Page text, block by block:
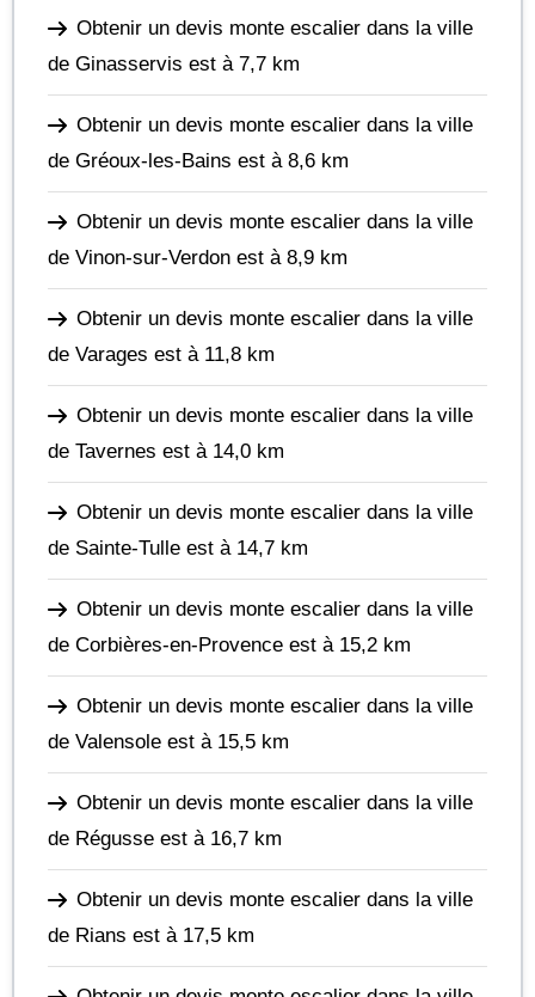
Obtenir un devis monte escalier dans la ville
de Ginasservis est à 7,7 km
Obtenir un devis monte escalier dans la ville
de Gréoux-les-Bains est à 8,6 km
Obtenir un devis monte escalier dans la ville
de Vinon-sur-Verdon est à 8,9 km
Obtenir un devis monte escalier dans la ville
de Varages est à 11,8 km
Obtenir un devis monte escalier dans la ville
de Tavernes est à 14,0 km
Obtenir un devis monte escalier dans la ville
de Sainte-Tulle est à 14,7 km
Obtenir un devis monte escalier dans la ville
de Corbières-en-Provence est à 15,2 km
Obtenir un devis monte escalier dans la ville
de Valensole est à 15,5 km
Obtenir un devis monte escalier dans la ville
de Régusse est à 16,7 km
Obtenir un devis monte escalier dans la ville
de Rians est à 17,5 km